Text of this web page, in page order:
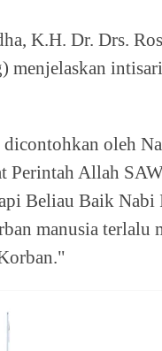
K.H. Dr. Drs.
dicontohkan oleh
Perintah Allah
Beliau Baik
manusia terlalu